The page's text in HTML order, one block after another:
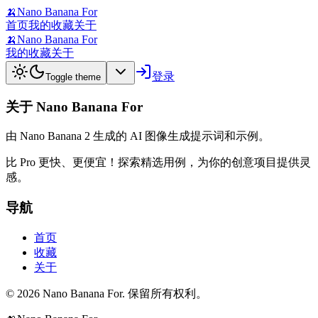
🍌Nano Banana For
首页我的收藏关于
🍌Nano Banana For
我的收藏关于
Toggle theme 登录
关于 Nano Banana For
由 Nano Banana 2 生成的 AI 图像生成提示词和示例。
比 Pro 更快、更便宜！探索精选用例，为你的创意项目提供灵
感。
导航
首页
收藏
关于
© 2026 Nano Banana For. 保留所有权利。